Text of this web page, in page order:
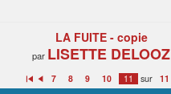
LA FUITE - copie
par LISETTE DELOOZ
Premier
Précédent
7 8 9 10 11 sur 11